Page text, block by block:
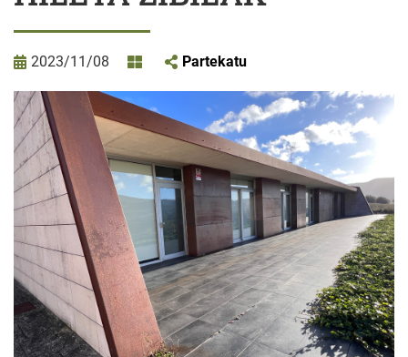
2023/11/08 Partekatu